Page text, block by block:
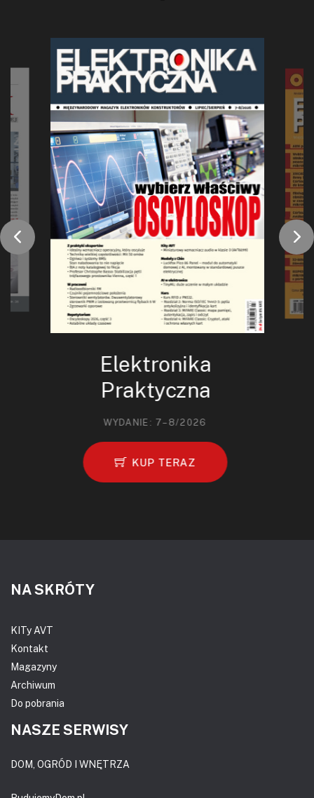
Elektronika
Praktyczna
WYDANIE: 7–8/2026
KUP TERAZ
NA SKRÓTY
KITy AVT
Kontakt
Magazyny
Archiwum
Do pobrania
NASZE SERWISY
DOM, OGRÓD I WNĘTRZA